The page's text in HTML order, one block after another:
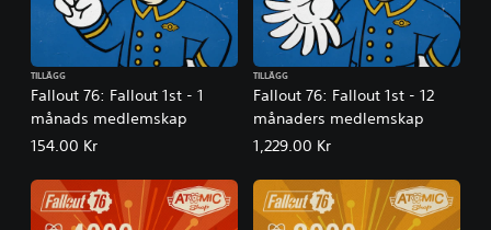
Fallout 76: Fallout 1st - 1
månads medlemskap
TILLÄGG
154.00 Kr
Fallout 76: Fallout 1st - 12
månaders medlemskap
TILLÄGG
1,229.00 Kr